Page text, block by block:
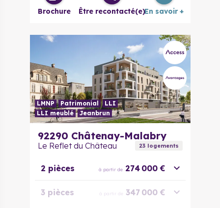
Brochure Être recontacté(e)En savoir +
LMNP Patrimonial
LLI
LLI meublé
Jeanbrun
92290 Châtenay-Malabry
Le Reflet du Château 23logements
2 pièces à partir de 274 000 €
3 pièces à partir de 347 000 €